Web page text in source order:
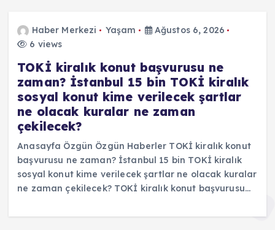
Haber Merkezi Yaşam
Ağustos 6, 2026
6 views
TOKİ kiralık konut başvurusu ne
zaman? İstanbul 15 bin TOKİ kiralık
sosyal konut kime verilecek şartlar
ne olacak kuralar ne zaman
çekilecek?
Anasayfa Özgün Özgün Haberler TOKİ kiralık konut
başvurusu ne zaman? İstanbul 15 bin TOKİ kiralık
sosyal konut kime verilecek şartlar ne olacak kuralar
ne zaman çekilecek? TOKİ kiralık konut başvurusu…